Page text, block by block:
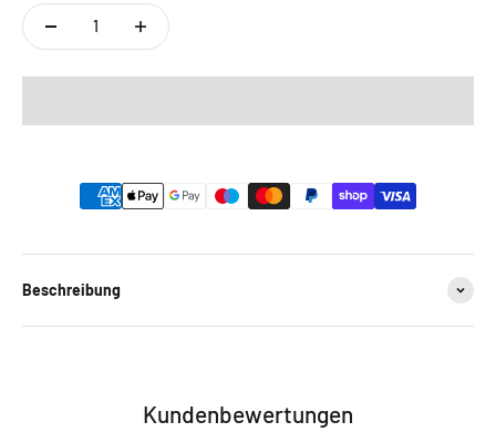
Beschreibung
Kundenbewertungen